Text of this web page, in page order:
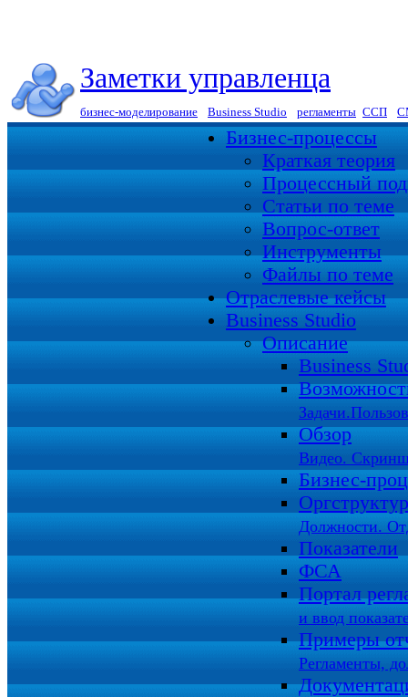
Заметки управленца
бизнес-моделирование Business Studio регламенты ССП
Бизнес-процессы
Краткая теория
Процессный
Статьи по теме
Вопрос-ответ
Инструменты
Файлы по теме
Отраслевые кейсы
Business Studio
Описание
Business
Обзор
Видео.
Бизнес-
Должности.
Показатели
ФСА
Портал
и ввод
Примеры
Регламенты,